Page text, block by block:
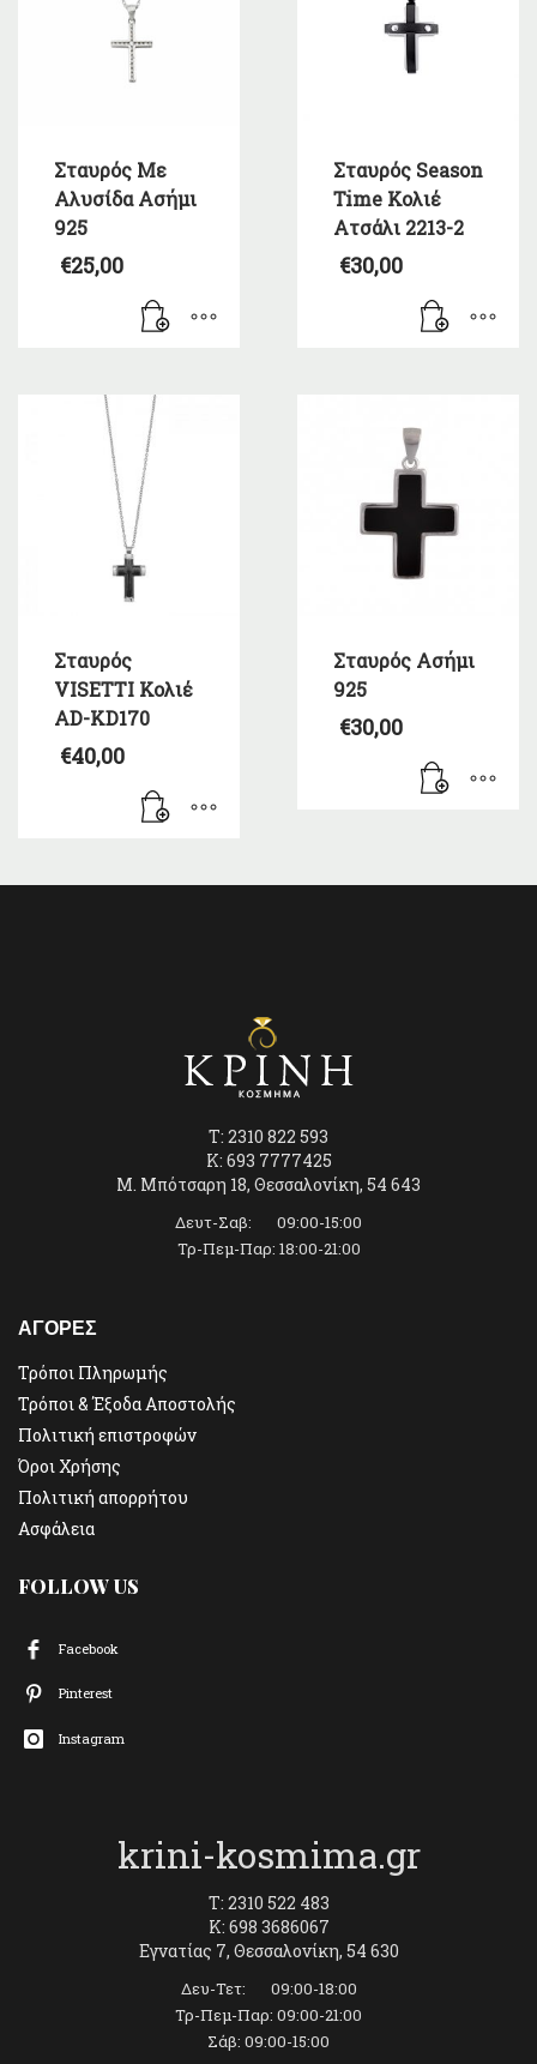
Σταυρός Με
Αλυσίδα Ασήμι
925
€25,00
Σταυρός Season
Time Κολιέ
Ατσάλι 2213-2
€30,00
Σταυρός
VISETTI Κολιέ
AD-KD170
€40,00
Σταυρός Ασήμι
925
€30,00
T: 2310 822 593
K: 693 7777425
Μ. Μπότσαρη 18, Θεσσαλονίκη, 54 643
Δευτ-Σαβ: 09:00-15:00
Τρ-Πεμ-Παρ: 18:00-21:00
ΑΓΟΡΕΣ
Τρόποι Πληρωμής
Τρόποι & Έξοδα Αποστολής
Πολιτική επιστροφών
Όροι Χρήσης
Πολιτική απορρήτου
Ασφάλεια
FOLLOW US
Facebook
Pinterest
Instagram
krini-kosmima.gr
T: 2310 522 483
K: 698 3686067
Εγνατίας 7, Θεσσαλονίκη, 54 630
Δευ-Τετ: 09:00-18:00
Τρ-Πεμ-Παρ: 09:00-21:00
Σάβ: 09:00-15:00